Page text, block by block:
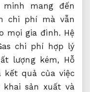
mang đến
chi phí mà vẫn
mọi gia đình. Hệ
chi phí hợp lý
lượng kém, Hỗ
kết quả của việc
sản xuất và